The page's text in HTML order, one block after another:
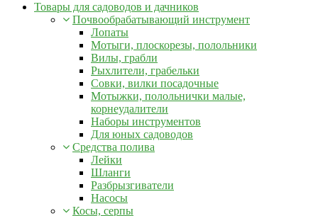
Товары для садоводов и дачников
Почвообрабатывающий инструмент
Лопаты
Мотыги, плоскорезы, полольники
Вилы, грабли
Рыхлители, грабельки
Совки, вилки посадочные
Мотыжки, полольнички малые,
корнеудалители
Наборы инструментов
Для юных садоводов
Средства полива
Лейки
Шланги
Разбрызгиватели
Насосы
Косы, серпы